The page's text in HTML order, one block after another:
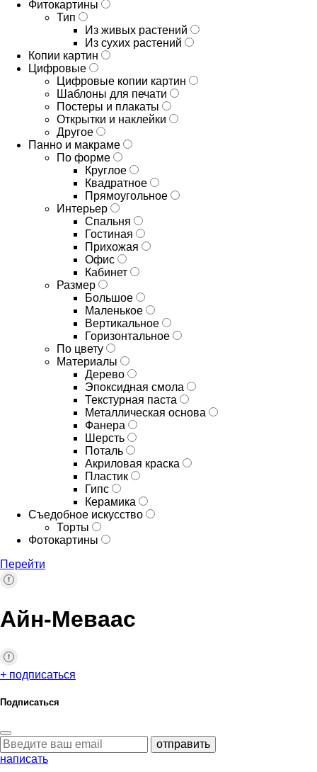
Фитокартины
Тип
Из живых растений
Из сухих растений
Копии картин
Цифровые
Цифровые копии картин
Шаблоны для печати
Постеры и плакаты
Открытки и наклейки
Другое
Панно и макраме
По форме
Круглое
Квадратное
Прямоугольное
Интерьер
Спальня
Гостиная
Прихожая
Офис
Кабинет
Размер
Большое
Маленькое
Вертикальное
Горизонтальное
По цвету
Материалы
Дерево
Эпоксидная смола
Текстурная паста
Металлическая основа
Фанера
Шерсть
Поталь
Акриловая краска
Пластик
Гипс
Керамика
Съедобное искусство
Торты
Фотокартины
Перейти
Айн-Меваас
+ подписаться
Подписаться
отправить
написать